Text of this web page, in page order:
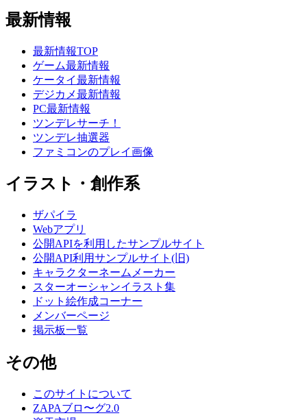
最新情報
最新情報TOP
ゲーム最新情報
ケータイ最新情報
デジカメ最新情報
PC最新情報
ツンデレサーチ！
ツンデレ抽選器
ファミコンのプレイ画像
イラスト・創作系
ザパイラ
Webアプリ
公開APIを利用したサンプルサイト
公開API利用サンプルサイト(旧)
キャラクターネームメーカー
スターオーシャンイラスト集
ドット絵作成コーナー
メンバーページ
掲示板一覧
その他
このサイトについて
ZAPAブロ〜グ2.0